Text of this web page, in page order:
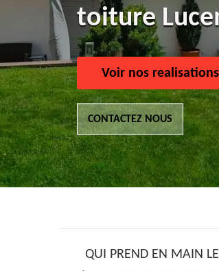
toiture
Voir nos realisations
CONTACTEZ NOUS
QUI PREND EN MAIN